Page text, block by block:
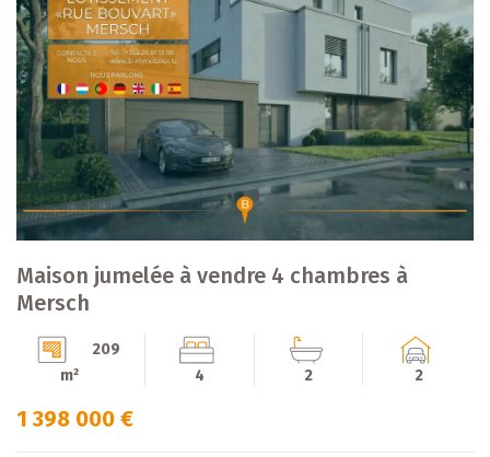
Maison jumelée à vendre 4 chambres à
Mersch
209
m²
4 2 2
1 398 000 €